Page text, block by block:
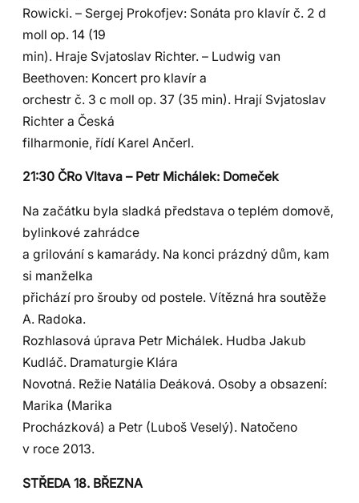
Rowicki. – Sergej Prokofjev: Sonáta pro klavír č. 2 d
moll op. 14 (19
min). Hraje Svjatoslav Richter. – Ludwig van
Beethoven: Koncert pro klavír a
orchestr č. 3 c moll op. 37 (35 min). Hrají Svjatoslav
Richter a Česká
filharmonie, řídí Karel Ančerl.
21:30 ČRo Vltava – Petr Michálek: Domeček
Na začátku byla sladká představa o teplém domově,
bylinkové zahrádce
a grilování s kamarády. Na konci prázdný dům, kam
si manželka
přichází pro šrouby od postele. Vítězná hra soutěže
A. Radoka.
Rozhlasová úprava Petr Michálek. Hudba Jakub
Kudláč. Dramaturgie Klára
Novotná. Režie Natália Deáková. Osoby a obsazení:
Marika (Marika
Procházková) a Petr (Luboš Veselý). Natočeno
v roce 2013.
STŘEDA 18. BŘEZNA